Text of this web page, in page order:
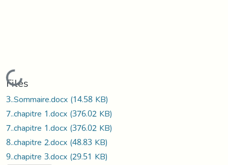
Loading...
Files
3..Sommaire.docx(14.58 KB)
7..chapitre 1.docx(376.02 KB)
7..chapitre 1.docx(376.02 KB)
8..chapitre 2.docx(48.83 KB)
9..chapitre 3.docx(29.51 KB)